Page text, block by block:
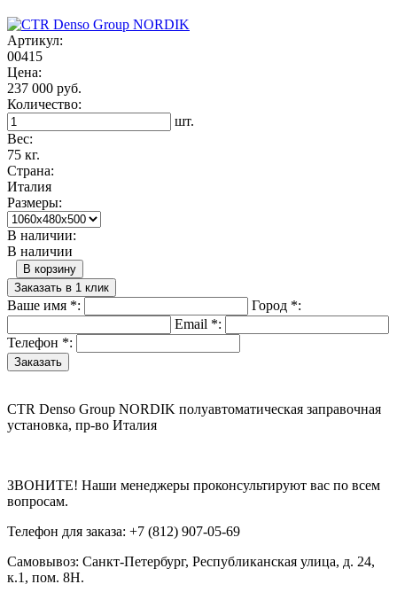
Артикул:
00415
Цена:
237 000 руб.
Количество:
шт.
Вес:
75 кг.
Страна:
Италия
Размеры:
В наличии:
В наличии
В корзину
Заказать в 1 клик
Ваше имя *: Город *:
Email *:
Телефон *:
CTR Denso Group NORDIK полуавтоматическая заправочная
установка, пр-во Италия
ЗВОНИТЕ! Наши менеджеры проконсультируют вас по всем
вопросам.
Телефон для заказа: +7 (812) 907-05-69
Самовывоз: Санкт-Петербург, Республиканская улица, д. 24,
к.1, пом. 8Н.